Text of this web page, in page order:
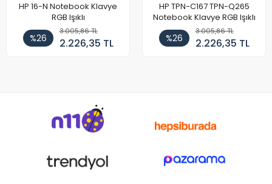
HP 16-N Notebook Klavye
RGB Işıklı
%26
3.005,86 TL
2.226,35 TL
HP TPN-C167 TPN-Q265
Notebook Klavye RGB Işıklı
%26
3.005,86 TL
2.226,35 TL